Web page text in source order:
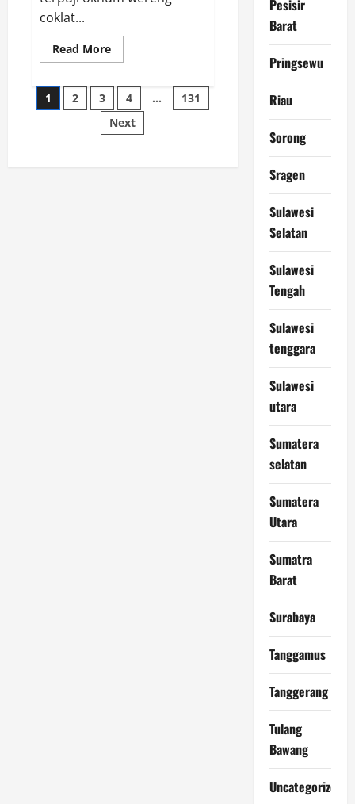
coklat...
Read MoreRead
more
Polisi
Kebon
Jeruk
Jadi
Backing
Merampas
Paginasi
1 2 3 4 …
131
Next
Pesisir
Barat
Pringsewu
Riau
Sorong
Sragen
Sulawesi
Selatan
Sulawesi
Tengah
Sulawesi
tenggara
Sulawesi
utara
Sumatera
selatan
Sumatera
Utara
Sumatra
Barat
Surabaya
Tanggamus
Tanggerang
Tulang
Bawang
Uncategorized